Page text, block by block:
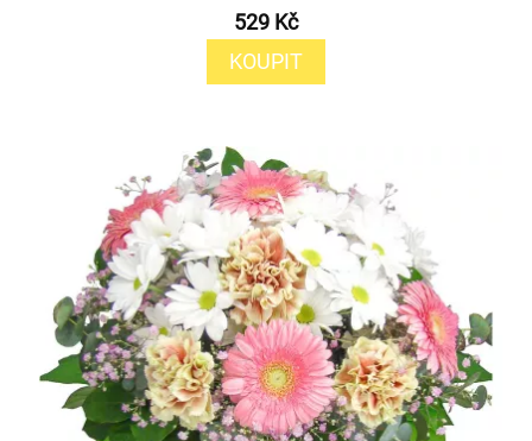
529 Kč
KOUPIT